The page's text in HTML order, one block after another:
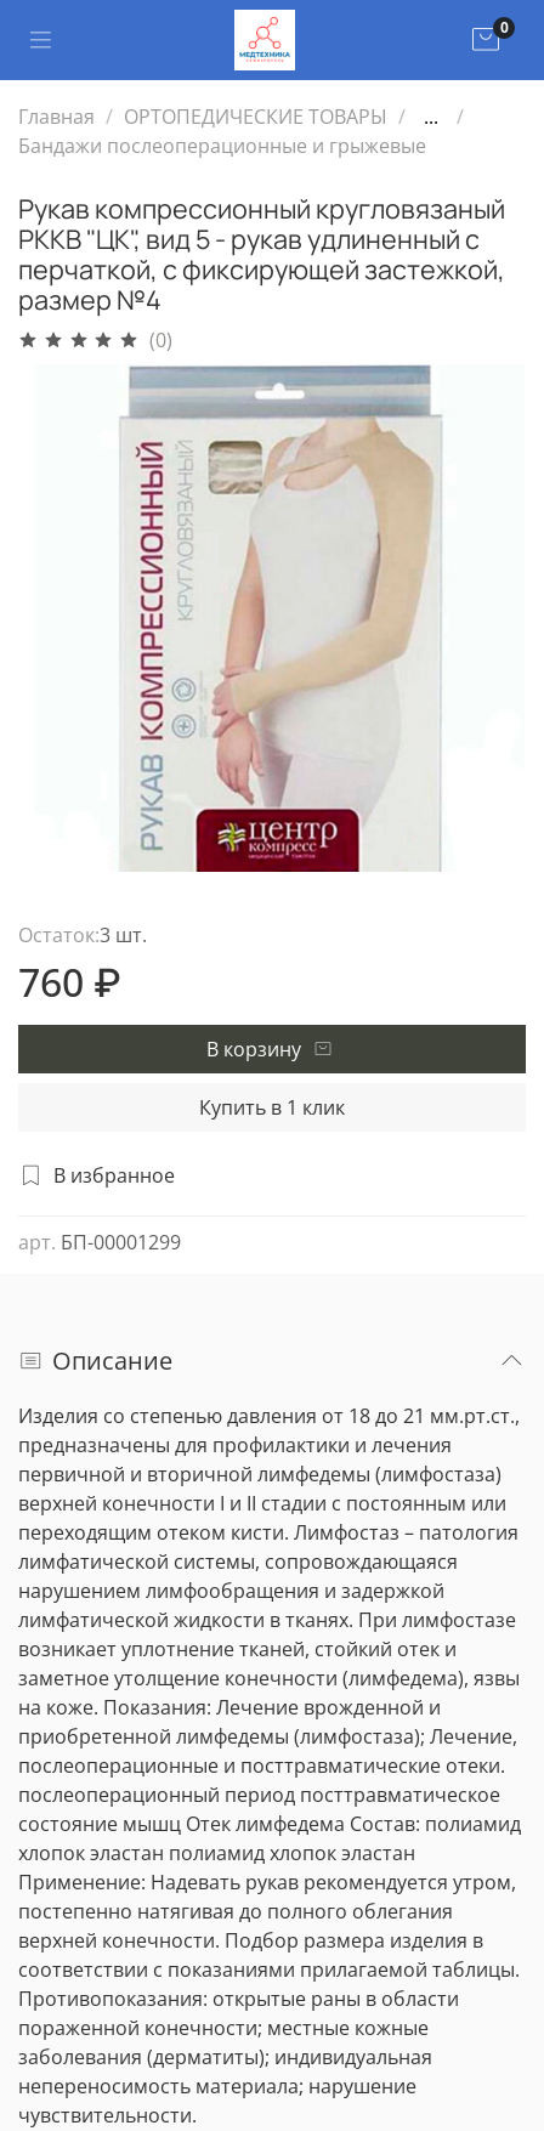
0
Главная ОРТОПЕДИЧЕСКИЕ ТОВАРЫ
...
Бандажи послеоперационные и грыжевые
Рукав компрессионный кругловязаный
РККВ "ЦК", вид 5 - рукав удлиненный с
перчаткой, с фиксирующей застежкой,
размер №4
(0)
В избранное
арт. БП-00001299
Остаток:3 шт.
760 ₽
В корзину
Купить в 1 клик
Описание
Изделия со степенью давления от 18 до 21 мм.рт.ст.,
предназначены для профилактики и лечения
первичной и вторичной лимфедемы (лимфостаза)
верхней конечности I и II стадии с постоянным или
переходящим отеком кисти. Лимфостаз – патология
лимфатической системы, сопровождающаяся
нарушением лимфообращения и задержкой
лимфатической жидкости в тканях. При лимфостазе
возникает уплотнение тканей, стойкий отек и
заметное утолщение конечности (лимфедема), язвы
на коже. Показания: Лечение врожденной и
приобретенной лимфедемы (лимфостаза); Лечение,
послеоперационные и посттравматические отеки.
послеоперационный период посттравматическое
состояние мышц Отек лимфедема Состав: полиамид
хлопок эластан полиамид хлопок эластан
Применение: Надевать рукав рекомендуется утром,
постепенно натягивая до полного облегания
верхней конечности. Подбор размера изделия в
соответствии с показаниями прилагаемой таблицы.
Противопоказания: открытые раны в области
пораженной конечности; местные кожные
заболевания (дерматиты); индивидуальная
непереносимость материала; нарушение
чувствительности.